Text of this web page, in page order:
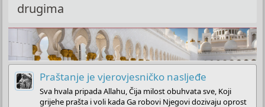
drugima
Praštanje je vjerovjesničko nasljeđe
Sva hvala pripada Allahu, Čija milost obuhvata sve, Koji
grijehe prašta i voli kada Ga robovi Njegovi dozivaju oprost